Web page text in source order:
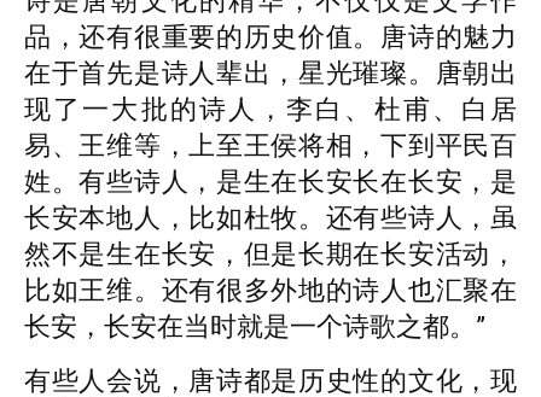
品，还有很重要的历史价值。唐诗的魅力
在于首先是诗人辈出，星光璀璨。唐朝出
现了一大批的诗人，李白、杜甫、白居
易、王维等，上至王侯将相，下到平民百
姓。有些诗人，是生在长安长在长安，是
长安本地人，比如杜牧。还有些诗人，虽
然不是生在长安，但是长期在长安活动，
比如王维。还有很多外地的诗人也汇聚在
长安，长安在当时就是一个诗歌之都。”
有些人会说，唐诗都是历史性的文化，现